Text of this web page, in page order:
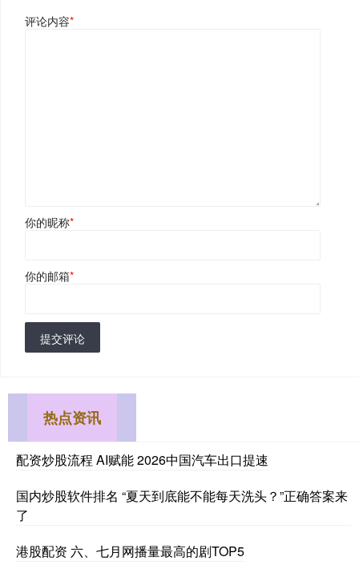
评论内容*
你的昵称*
你的邮箱*
提交评论
热点资讯
配资炒股流程 AI赋能 2026中国汽车出口提速
国内炒股软件排名 “夏天到底能不能每天洗头？”正确答案来
了
港股配资 六、七月网播量最高的剧TOP5